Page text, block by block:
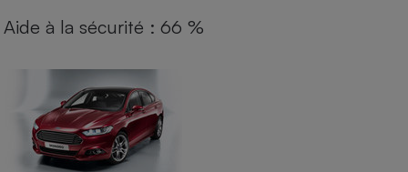
Aide à la sécurité : 66 %